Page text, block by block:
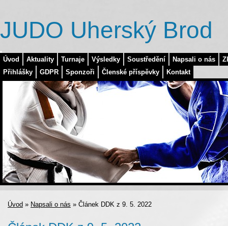
Úvod Aktuality Turnaje Výsledky Soustředění Napsali o nás
Přihlášky
GDPR Sponzoři Členské příspěvky Kontakt
JUDO Uherský Brod
Úvod » Napsali o nás » Článek DDK z 9. 5. 2022